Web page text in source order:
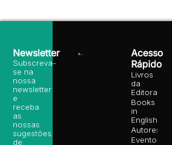
Acesso
Rápido
Livros
da
Editora
Books
in
English
Autores
Eventos
Newsletter
Subscreva-
se na
nossa
newsletter
e
receba
as
nossas
sugestões
de